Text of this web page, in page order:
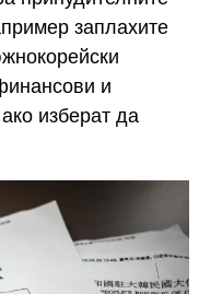
заплахите
и
изберат да